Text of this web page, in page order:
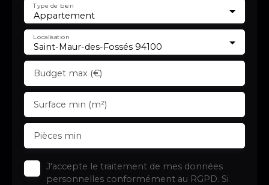
Appartement
Type de bien
Saint-Maur-des-Fossés 94100
Localisation
Budget max (€)
Surface min (m²)
Pièces min
J'accepte le traitement de mes données
personnelles conformément au RGPD. Si